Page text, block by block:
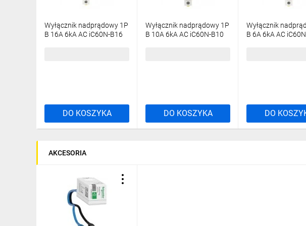
Poznaj całą serię
to szeroka gama produktów zawierająca rozwiązania z zakresu
optymalną wydajność instalacji elektrycznych zarówno dla budownictwa
montażu i obsługi, szerokim zakresem akcesoriów oraz zapewniają
Wyłącznik nadprądowy 1P
B 16A 6kA AC iC60N-B16
DO KOSZYKA
Wyłącznik nadprądowy 1P
B 10A 6kA AC iC60N-B10
DO KOSZYKA
Wyłącznik
B 6A 6kA AC
DO
AKCESORIA